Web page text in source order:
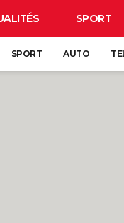
SPORT
SPORT AUTO